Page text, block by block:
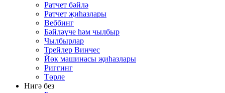
Ратчет бәйлә
Ратчет җиһазлары
Веббинг
Бәйләүче һәм чылбыр
Чылбырлар
Трейлер Винчес
Йөк машинасы җиһазлары
Риггинг
Төрле
Нигә без